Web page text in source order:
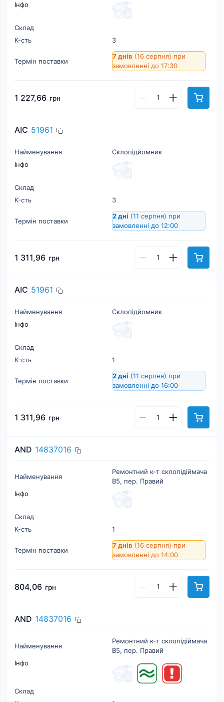
Інфо
Склад
К-cть
3
Термін поставки
7 днів (16 серпня) при
замовленні до 17:30
1 227,66 грн
AIC 51961
Найменування
Склопідйомник
Інфо
Склад
К-cть
3
Термін поставки
2 дні (11 серпня) при
замовленні до 12:00
1 311,96 грн
AIC 51961
Найменування
Склопідйомник
Інфо
Склад
К-cть
1
Термін поставки
2 дні (11 серпня) при
замовленні до 16:00
1 311,96 грн
AND 14837016
Найменування
Ремонтний к-т склопідіймача
B5, пер. Правий
Інфо
Склад
К-cть
1
Термін поставки
7 днів (16 серпня) при
замовленні до 14:00
804,06 грн
AND 14837016
Найменування
Ремонтний к-т склопідіймача
B5, пер. Правий
Інфо
Склад